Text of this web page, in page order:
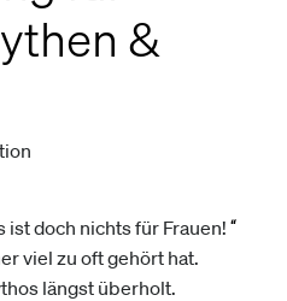
&
ist doch nichts für Frauen!
viel zu oft gehört hat.
längst überholt.